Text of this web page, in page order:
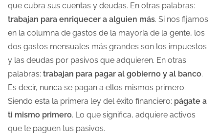
que cubra sus cuentas y deudas. En otras palabras:
trabajan para enriquecer a alguien más. Si nos fijamos
en la columna de gastos de la mayoría de la gente, los
dos gastos mensuales más grandes son los impuestos
y las deudas por pasivos que adquieren. En otras
palabras: trabajan para pagar al gobierno y al banco.
Es decir, nunca se pagan a ellos mismos primero.
Siendo esta la primera ley del éxito financiero: págate a
ti mismo primero. Lo que significa, adquiere activos
que te paguen tus pasivos.